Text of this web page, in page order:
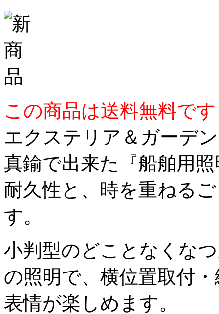
この商品は送料無料で
エクステリア＆ガーデ
真鍮で出来た『船舶用
耐久性と、時を重ねる
す。
小判型のどことなくな
の照明で、横位置取付
表情が楽しめます。